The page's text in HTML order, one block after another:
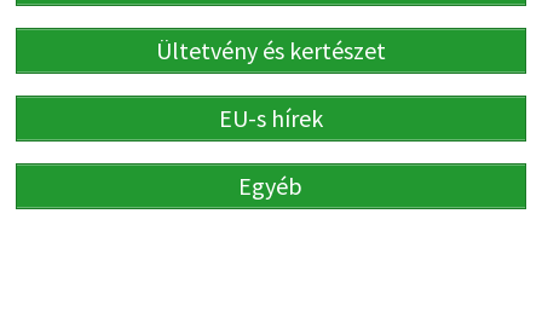
Ültetvény és kertészet
EU-s hírek
Egyéb